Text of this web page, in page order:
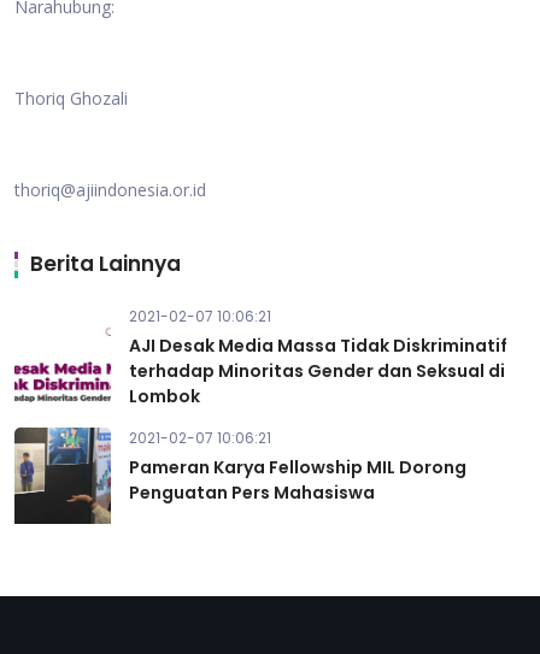
Narahubung:
Thoriq Ghozali
thoriq@ajiindonesia.or.id
Berita Lainnya
2021-02-07 10:06:21
AJI Desak Media Massa Tidak Diskriminatif
terhadap Minoritas Gender dan Seksual di
Lombok
2021-02-07 10:06:21
Pameran Karya Fellowship MIL Dorong
Penguatan Pers Mahasiswa